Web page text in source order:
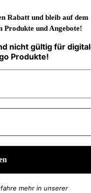
Rabatt und bleib auf dem
Produkte und Angebote!
nicht gültig für
Produkte!
mehr in unserer